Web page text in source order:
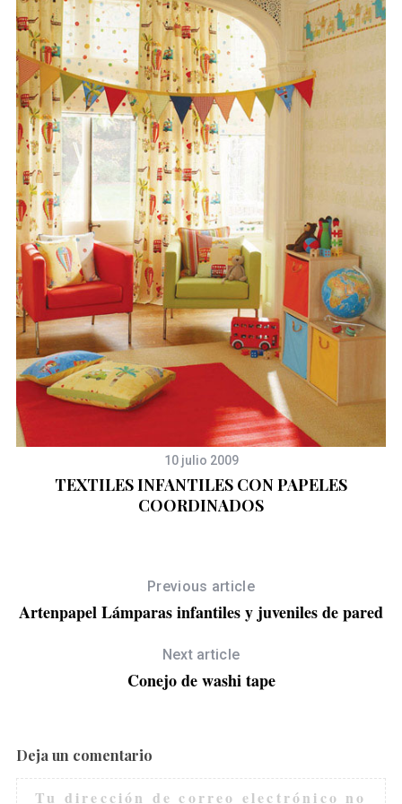
10 julio 2009
TEXTILES INFANTILES CON PAPELES
COORDINADOS
Previous article
Artenpapel Lámparas infantiles y juveniles de pared
Next article
Conejo de washi tape
Deja un comentario
Tu dirección de correo electrónico no
e